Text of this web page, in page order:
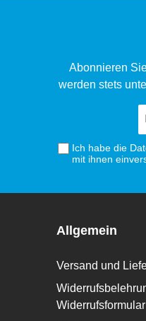
Abonnieren
werden stets
Ich habe die
mit ihnen
Allgemein
Versand und
Widerrufsformular